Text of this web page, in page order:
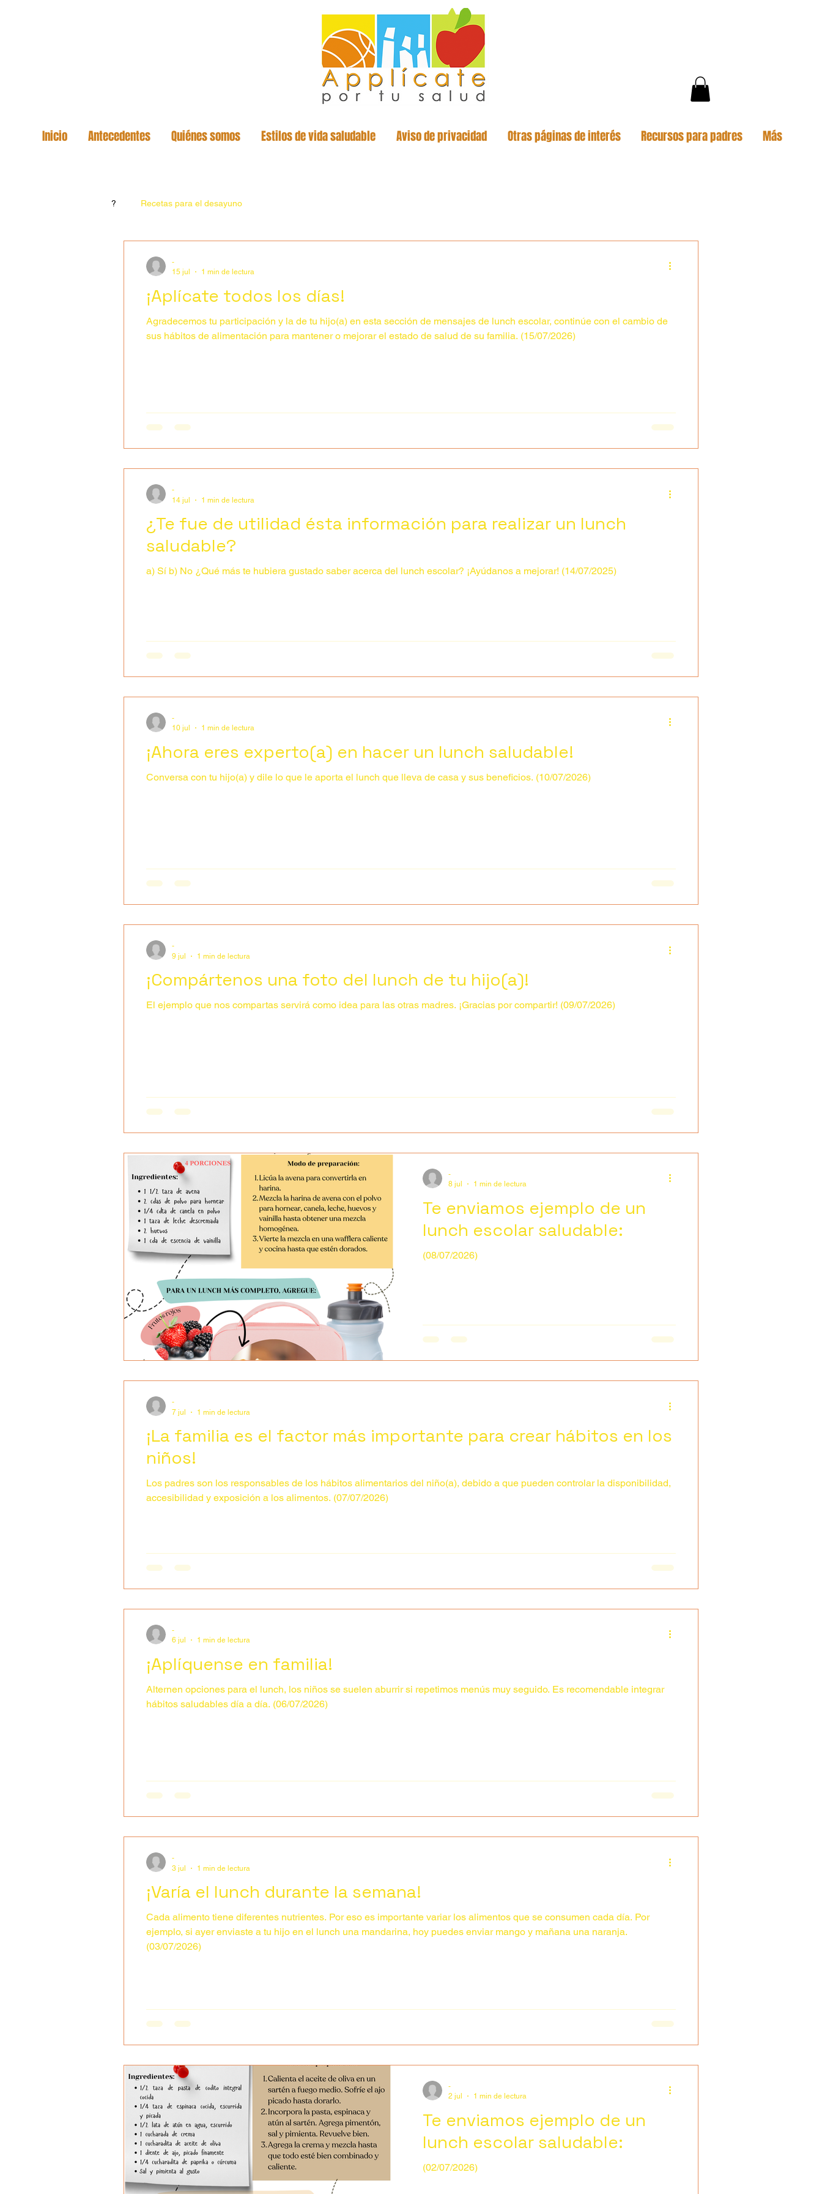
Inicio Antecedentes Quiénes somos Estilos de vida saludable Aviso de privacidad Otras páginas de interés Recursos para padres Más
? Recetas para el desayuno
¡Aplícate todos los días!
Agradecemos tu participación y la de tu hijo(a) en esta sección de mensajes de lunch escolar, continúe con el cambio de
sus hábitos de alimentación para mantener o mejorar el estado de salud de su familia. (15/07/2026)
-
15 jul
1 min de lectura
¿Te fue de utilidad ésta información para realizar un lunch
saludable?
a) Sí b) No ¿Qué más te hubiera gustado saber acerca del lunch escolar? ¡Ayúdanos a mejorar! (14/07/2025)
-
14 jul
1 min de lectura
¡Ahora eres experto(a) en hacer un lunch saludable!
Conversa con tu hijo(a) y dile lo que le aporta el lunch que lleva de casa y sus beneficios. (10/07/2026)
-
10 jul
1 min de lectura
¡Compártenos una foto del lunch de tu hijo(a)!
El ejemplo que nos compartas servirá como idea para las otras madres. ¡Gracias por compartir! (09/07/2026)
-
9 jul
1 min de lectura
Te enviamos ejemplo de un
lunch escolar saludable:
(08/07/2026)
-
8 jul
1 min de lectura
¡La familia es el factor más importante para crear hábitos en los
niños!
Los padres son los responsables de los hábitos alimentarios del niño(a), debido a que pueden controlar la disponibilidad,
accesibilidad y exposición a los alimentos. (07/07/2026)
-
7 jul
1 min de lectura
¡Aplíquense en familia!
Alternen opciones para el lunch, los niños se suelen aburrir si repetimos menús muy seguido. Es recomendable integrar
hábitos saludables día a día. (06/07/2026)
-
6 jul
1 min de lectura
¡Varía el lunch durante la semana!
Cada alimento tiene diferentes nutrientes. Por eso es importante variar los alimentos que se consumen cada día. Por
ejemplo, si ayer enviaste a tu hijo en el lunch una mandarina, hoy puedes enviar mango y mañana una naranja.
(03/07/2026)
-
3 jul
1 min de lectura
Te enviamos ejemplo de un
lunch escolar saludable:
(02/07/2026)
-
2 jul
1 min de lectura